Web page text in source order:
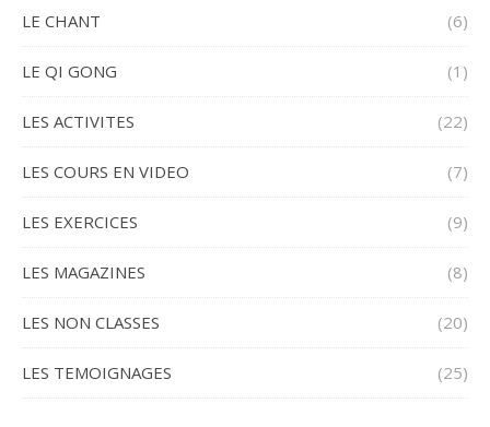
LE CHANT (6)
LE QI GONG (1)
LES ACTIVITES (22)
LES COURS EN VIDEO (7)
LES EXERCICES (9)
LES MAGAZINES (8)
LES NON CLASSES (20)
LES TEMOIGNAGES (25)